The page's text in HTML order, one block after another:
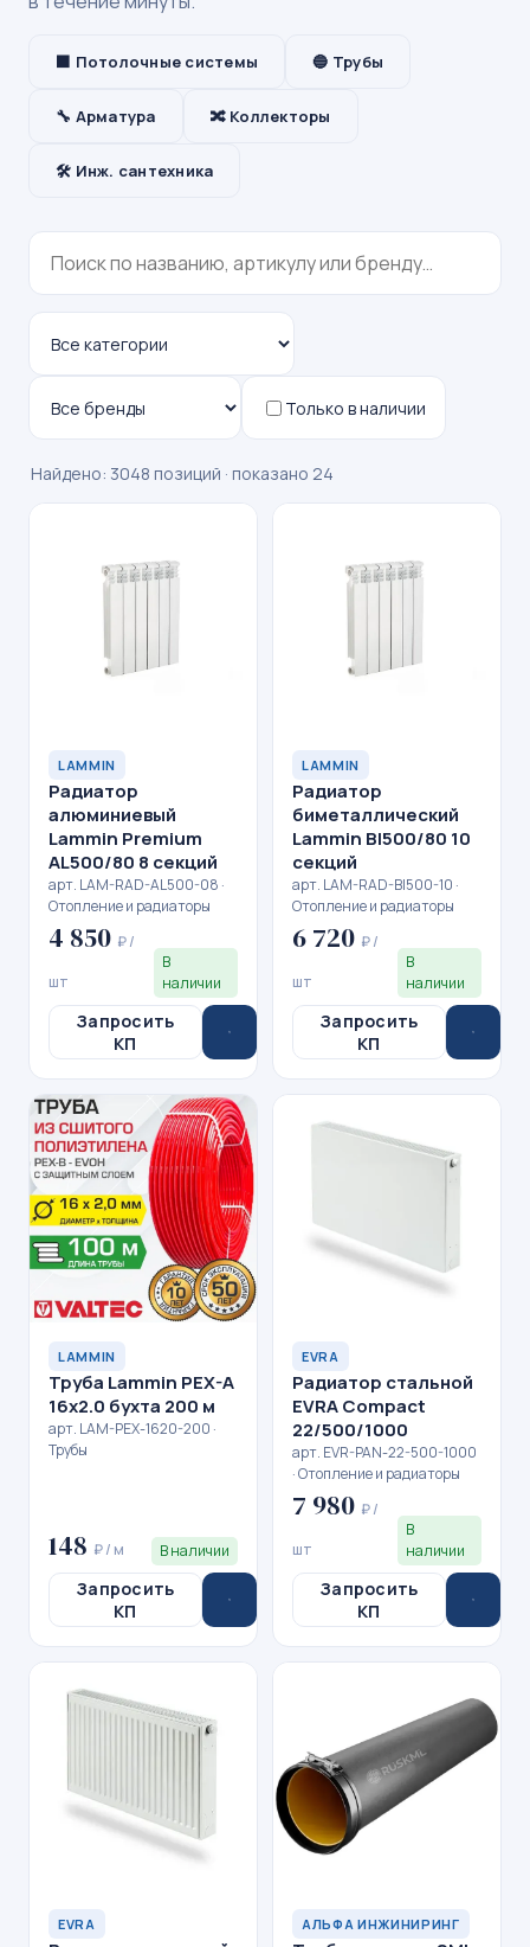
⬛ Потолочные системы 🔵 Трубы
🔧 Арматура 🔀 Коллекторы
🛠 Инж. сантехника
Только в наличии
Найдено: 3048 позиций · показано 24
LAMMIN
Радиатор
алюминиевый
Lammin Premium
AL500/80 8 секций
арт. LAM-RAD-AL500-08 ·
Отопление и радиаторы
4 850 ₽ /
шт
В
наличии
Запросить
КП
LAMMIN
Радиатор
биметаллический
Lammin BI500/80 10
секций
арт. LAM-RAD-BI500-10 ·
Отопление и радиаторы
6 720 ₽ /
шт
В
наличии
Запросить
КП
LAMMIN
Труба Lammin PEX-A
16x2.0 бухта 200 м
арт. LAM-PEX-1620-200 ·
Трубы
148 ₽ / м В наличии
Запросить
КП
EVRA
Радиатор стальной
EVRA Compact
22/500/1000
арт. EVR-PAN-22-500-1000
· Отопление и радиаторы
7 980 ₽ /
шт
В
наличии
Запросить
КП
EVRA АЛЬФА ИНЖИНИРИНГ